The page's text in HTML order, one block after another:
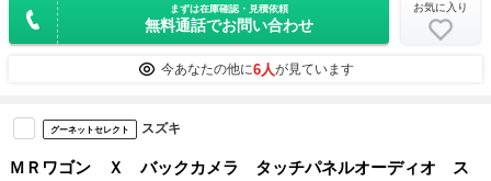
まずは在庫確認・見積依頼
無料通話でお問い合わせ
お気に入り
今あなたの他に6人が見ています
グーネットセレクト スズキ
ＭＲワゴン Ｘ バックカメラ タッチパネルオーディオ ス